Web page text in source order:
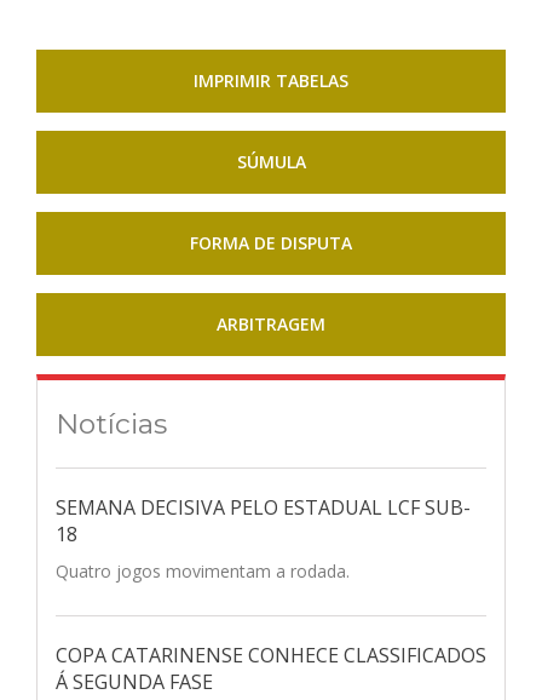
IMPRIMIR TABELAS
SÚMULA
FORMA DE DISPUTA
ARBITRAGEM
Notícias
SEMANA DECISIVA PELO ESTADUAL LCF SUB-
18
Quatro jogos movimentam a rodada.
COPA CATARINENSE CONHECE CLASSIFICADOS
Á SEGUNDA FASE